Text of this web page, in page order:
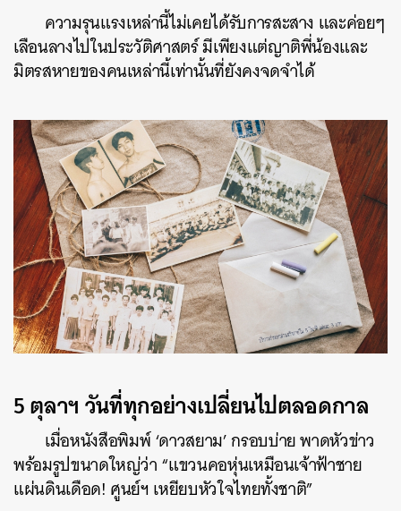
ความรุนแรงเหล่านี้ไม่เคยได้รับการสะสาง และค่อยๆ
เลือนลางไปในประวัติศาสตร์ มีเพียงแต่ญาติพี่น้องและ
มิตรสหายของคนเหล่านี้เท่านั้นที่ยังคงจดจำได้
5 ตุลาฯ วันที่ทุกอย่างเปลี่ยนไปตลอดกาล
เมื่อหนังสือพิมพ์ ‘ดาวสยาม’ กรอบบ่าย พาดหัวข่าว
พร้อมรูปขนาดใหญ่ว่า “แขวนคอหุ่นเหมือนเจ้าฟ้าชาย
แผ่นดินเดือด! ศูนย์ฯ เหยียบหัวใจไทยทั้งชาติ”